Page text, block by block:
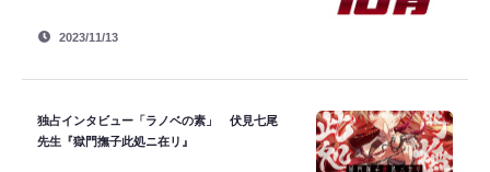
2023/11/13
独占インタビュー「ラノベの素」 伏見七尾
先生『獄門撫子此処ニ在リ』